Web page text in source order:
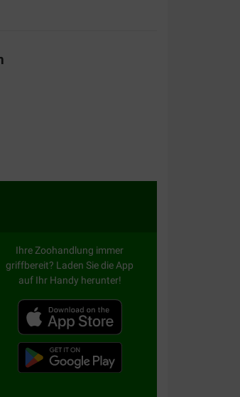
Ihre Zoohandlung immer
griffbereit? Laden Sie die App
auf Ihr Handy herunter!